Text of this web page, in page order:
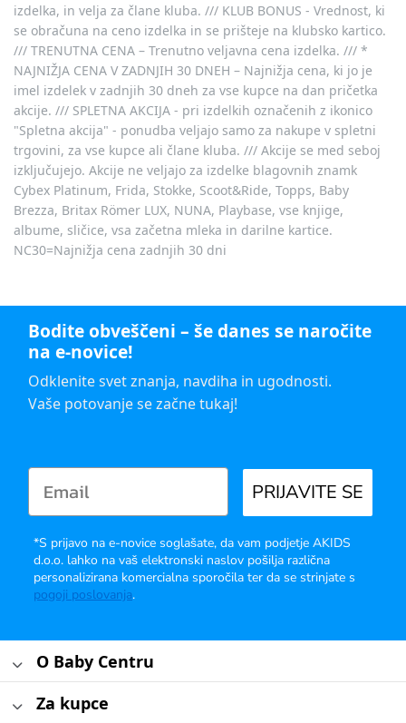
izdelka, in velja za člane kluba. /// KLUB BONUS - Vrednost, ki
se obračuna na ceno izdelka in se prišteje na klubsko kartico.
/// TRENUTNA CENA – Trenutno veljavna cena izdelka. /// *
NAJNIŽJA CENA V ZADNJIH 30 DNEH – Najnižja cena, ki jo je
imel izdelek v zadnjih 30 dneh za vse kupce na dan pričetka
akcije. /// SPLETNA AKCIJA - pri izdelkih označenih z ikonico
"Spletna akcija" - ponudba veljajo samo za nakupe v spletni
trgovini, za vse kupce ali člane kluba. /// Akcije se med seboj
izključujejo. Akcije ne veljajo za izdelke blagovnih znamk
Cybex Platinum, Frida, Stokke, Scoot&Ride, Topps, Baby
Brezza, Britax Römer LUX, NUNA, Playbase, vse knjige,
albume, sličice, vsa začetna mleka in darilne kartice.
NC30=Najnižja cena zadnjih 30 dni
Bodite obveščeni – še danes se naročite
na e-novice!
Odklenite svet znanja, navdiha in ugodnosti.
Vaše potovanje se začne tukaj!
PRIJAVITE SE
*S prijavo na e-novice soglašate, da vam podjetje AKIDS
d.o.o. lahko na vaš elektronski naslov pošilja različna
personalizirana komercialna sporočila ter da se strinjate s
pogoji poslovanja.
O Baby Centru
Za kupce